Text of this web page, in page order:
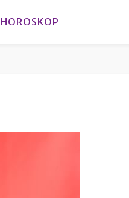
HOROSKOP